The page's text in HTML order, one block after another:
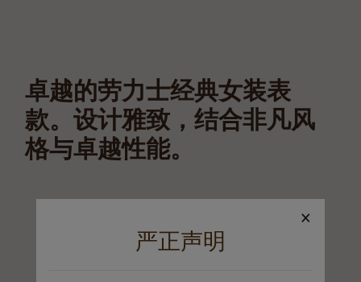
×
严正声明
卓越的劳力士经典女装表
款。设计雅致，结合非凡风
格与卓越性能。